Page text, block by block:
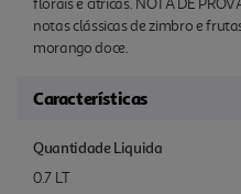
florais e cítricas. NOTA DE
notas clássicas de zimbro e
morango doce.
Características
Quantidade Liquida
0.7 LT